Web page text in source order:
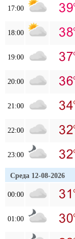
17:00
18:00
19:00
20:00
21:00
22:00
23:00
Среда 12-08-2026
00:00
01:00